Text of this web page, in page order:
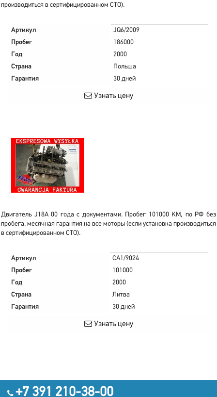
производиться в сертифицированном СТО).
Артикул
JQ6/2009
Пробег
186000
Год
2000
Страна
Польша
Гарантия
30 дней
Узнать цену
Двигатель J18A 00 года с документами. Пробег 101000 KM, по РФ без
пробега. месячная гарантия на все моторы (если установка производиться
в сертифицированном СТО).
Артикул
CA1/9024
Пробег
101000
Год
2000
Страна
Литва
Гарантия
30 дней
Узнать цену
+7 391 210-38-00